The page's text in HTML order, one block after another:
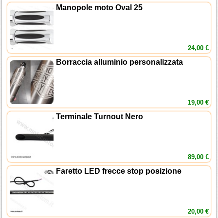
Manopole moto Oval 25
24,00 €
Borraccia alluminio personalizzata
19,00 €
Terminale Turnout Nero
89,00 €
Faretto LED frecce stop posizione
20,00 €